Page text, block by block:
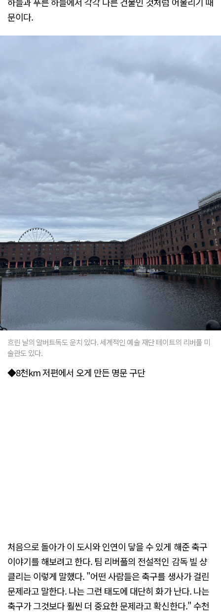
문이다.
흐린 날의 알버트독도 운치 있다. 세계적인 예술 재단 테이트의 리버풀 미
술관도 있다.
◆8천km 저편에서 오게 만든 명문 구단
처음으로 돌아가 이 도시와 인연이 닿을 수 있게 해준 축구
이야기를 해보려고 한다. 팀 리버풀의 전설적인 감독 빌 샹
클리는 이렇게 말했다. "어떤 사람들은 축구를 생사가 걸린
문제라고 말한다. 나는 그런 태도에 대단히 화가 난다. 나는
축구가 그것보다 훨씬 더 중요한 문제라고 확신한다." 수천